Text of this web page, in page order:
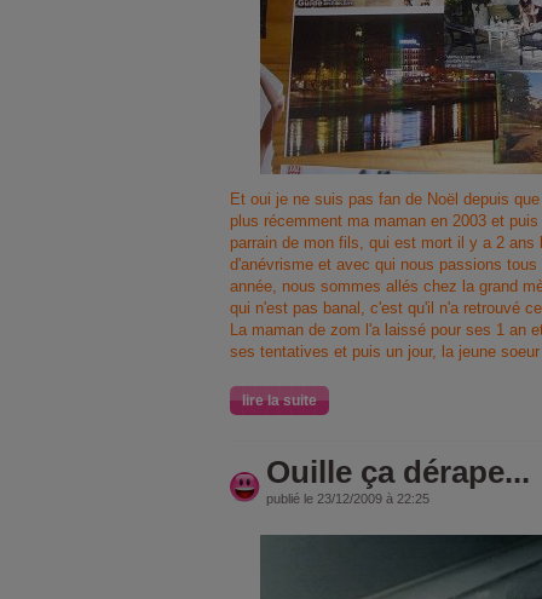
Et oui je ne suis pas fan de Noël depuis
plus récemment ma maman en 2003 et
parrain de mon fils, qui est mort il y a 2 ans
d'anévrisme et avec qui nous passions
année, nous sommes allés chez la grand
qui n'est pas banal, c'est qu'il n'a retrouvé
La maman de zom l'a laissé pour ses 1 an
ses tentatives et puis un jour, la jeune
lire la suite
Ouille ça dérape...
publié le 23/12/2009 à 22:25